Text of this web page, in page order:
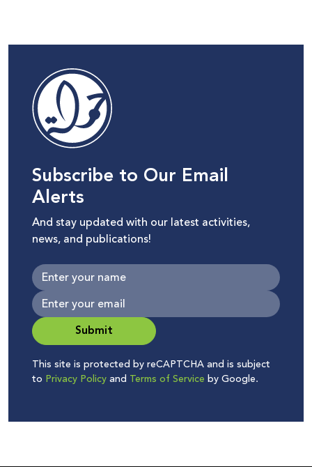
Subscribe to Our Email
Alerts
And stay updated with our latest activities,
news, and publications!
Submit
This site is protected by reCAPTCHA and is subject
to Privacy Policyand Terms of Service by Google.